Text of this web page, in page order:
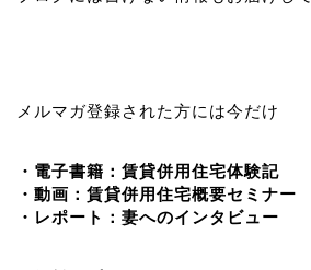
メルマガ登録された方には今だけ
・電子書籍：賃貸併用住宅体験記
・動画：賃貸併用住宅概要セミナー
・レポート：妻へのインタビュー